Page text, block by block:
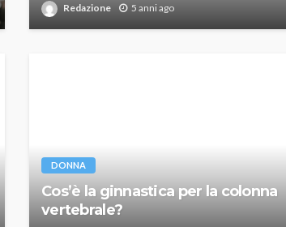
Redazione 5 anni ago
DONNA
Cos’è la ginnastica per la colonna
vertebrale?